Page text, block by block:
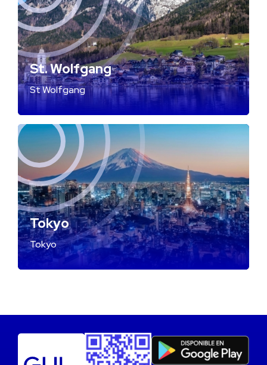
St. Wolfgang
St Wolfgang
Tokyo
Tokyo